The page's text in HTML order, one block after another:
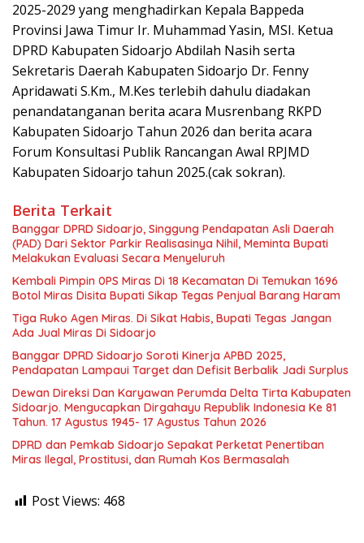
2025-2029 yang menghadirkan Kepala Bappeda
Provinsi Jawa Timur Ir. Muhammad Yasin, MSI. Ketua
DPRD Kabupaten Sidoarjo Abdilah Nasih serta
Sekretaris Daerah Kabupaten Sidoarjo Dr. Fenny
Apridawati S.Km., M.Kes terlebih dahulu diadakan
penandatanganan berita acara Musrenbang RKPD
Kabupaten Sidoarjo Tahun 2026 dan berita acara
Forum Konsultasi Publik Rancangan Awal RPJMD
Kabupaten Sidoarjo tahun 2025.(cak sokran).
Berita Terkait
Banggar DPRD Sidoarjo, Singgung Pendapatan Asli Daerah
(PAD) Dari Sektor Parkir Realisasinya Nihil, Meminta Bupati
Melakukan Evaluasi Secara Menyeluruh
Kembali Pimpin 0PS Miras Di 18 Kecamatan Di Temukan 1696
Botol Miras Disita Bupati Sikap Tegas Penjual Barang Haram
Tiga Ruko Agen Miras. Di Sikat Habis, Bupati Tegas Jangan
Ada Jual Miras Di Sidoarjo
Banggar DPRD Sidoarjo Soroti Kinerja APBD 2025,
Pendapatan Lampaui Target dan Defisit Berbalik Jadi Surplus
Dewan Direksi Dan Karyawan Perumda Delta Tirta Kabupaten
Sidoarjo. Mengucapkan Dirgahayu Republik Indonesia Ke 81
Tahun. 17 Agustus 1945- 17 Agustus Tahun 2026
DPRD dan Pemkab Sidoarjo Sepakat Perketat Penertiban
Miras Ilegal, Prostitusi, dan Rumah Kos Bermasalah
Post Views: 468